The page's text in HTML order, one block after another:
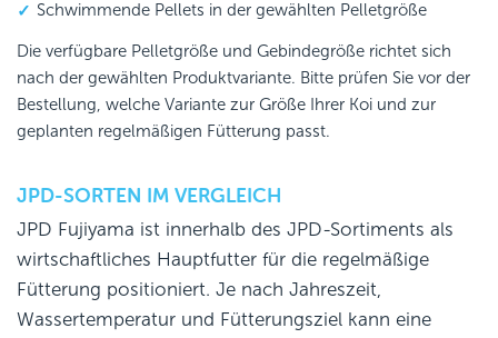
Schwimmende Pellets in der gewählten Pelletgröße
Die verfügbare Pelletgröße und Gebindegröße richtet sich
nach der gewählten Produktvariante. Bitte prüfen Sie vor der
Bestellung, welche Variante zur Größe Ihrer Koi und zur
geplanten regelmäßigen Fütterung passt.
JPD-SORTEN IM VERGLEICH
JPD Fujiyama ist innerhalb des JPD-Sortiments als
wirtschaftliches Hauptfutter für die regelmäßige
Fütterung positioniert. Je nach Jahreszeit,
Wassertemperatur und Fütterungsziel kann eine